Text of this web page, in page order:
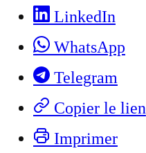
LinkedIn
WhatsApp
Telegram
Copier le lien
Imprimer